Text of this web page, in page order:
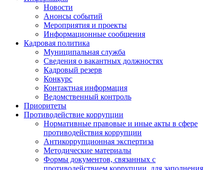
Новости
Анонсы событий
Мероприятия и проекты
Информационные сообщения
Кадровая политика
Муниципальная служба
Сведения о вакантных должностях
Кадровый резерв
Конкурс
Контактная информация
Ведомственный контроль
Приоритеты
Противодействие коррупции
Нормативные правовые и иные акты в сфере
противодействия коррупции
Антикоррупционная экспертиза
Методические материалы
Формы документов, связанных с
противодействием коррупции, для заполнения